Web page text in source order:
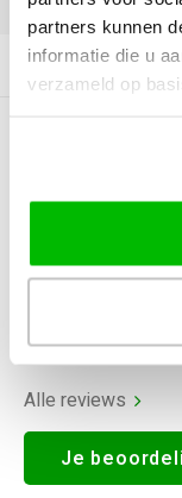
partners kunnen
informatie die u
verzameld op
0Reviews
Alle reviews
Je